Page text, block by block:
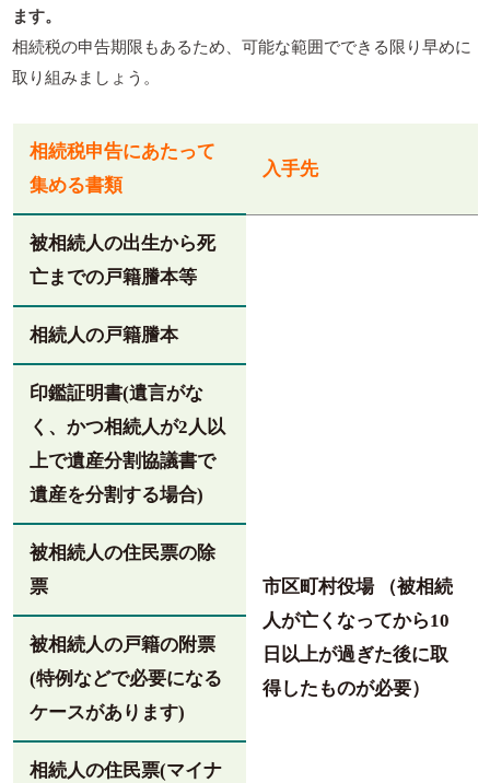
ます。
相続税の申告期限もあるため、可能な範囲でできる限り早めに
取り組みましょう。
相続税申告にあたって
集める書類
入手先
被相続人の出生から死
亡までの戸籍謄本等
市区町村役場 （被相続
人が亡くなってから10
日以上が過ぎた後に取
得したものが必要）
相続人の戸籍謄本
印鑑証明書(遺言がな
く、かつ相続人が2人以
上で遺産分割協議書で
遺産を分割する場合)
被相続人の住民票の除
票
被相続人の戸籍の附票
(特例などで必要になる
ケースがあります)
相続人の住民票(マイナ